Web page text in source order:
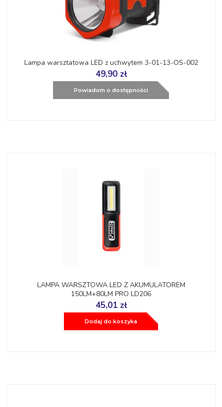
Lampa warsztatowa LED z uchwytem 3-01-13-OS-002
49,90 zł
Powiadom o dostępności
LAMPA WARSZTOWA LED Z AKUMULATOREM
150LM+80LM PRO LD206
45,01 zł
Dodaj do koszyka